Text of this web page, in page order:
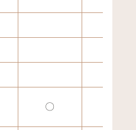
〇